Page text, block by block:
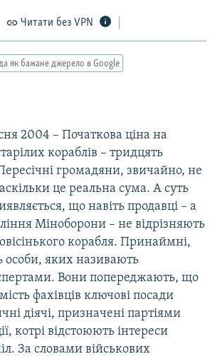
Читати без VPN
як бажане джерело в Google
2004 – Початкова цiна на
кораблiв – тридцять
громадяни, звичайно, не
це реальна сума. А суть
що навiть продавцi – а
Мiноборони – не вiдрiзняють
корабля. Принаймнi,
особи, яких називають
Вони попереджають, що
фахiвцiв ключовi посади
дiячi, призначенi партiями
котрi відстоюють iнтереси
За словами військових